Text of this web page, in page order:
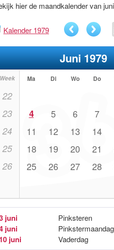
hier de maandkalender van
Kalender 1979
Juni 1979
Week Ma Di Wo Do
22
23 4 5 6 7
24 11 12 13 14
25 18 19 20 21
26 25 26 27 28
juni Pinksteren
juni Pinkstermaandag
10 juni Vaderdag